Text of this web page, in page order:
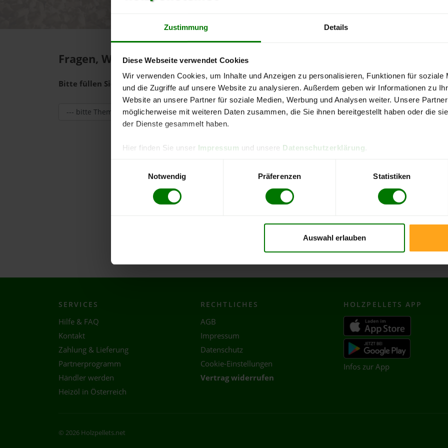
Zustimmung Details
Diese Webseite verwendet Cookies
Wir verwenden Cookies, um Inhalte und Anzeigen zu personalisieren, Funktionen für soziale
und die Zugriffe auf unsere Website zu analysieren. Außerdem geben wir Informationen zu
Website an unsere Partner für soziale Medien, Werbung und Analysen weiter. Unsere
möglicherweise mit weiteren Daten zusammen, die Sie ihnen bereitgestellt haben oder die
der Dienste gesammelt haben.
Hier finden Sie unser Impressum und unsere Datenschutzerklärung
Notwendig
Präferenzen Statistiken
Auswahl erlauben
Fragen, Wünsche oder Anregungen
Bitte füllen Sie das Formular aus. Sie erhalten umgehend eine Antwort.
SERVICES
Hilfe & FAQ
Kontakt
Zahlung & Lieferung
Partnerprogramm
Händler werden
Heizöl in Österreich
RECHTLICHES
AGB
Impressum
Datenschutz
Cookie-Einstellungen
Vertrag widerrufen
HOLZPELLETS APP
Infos zur App
© 2026 Holzpellets.net